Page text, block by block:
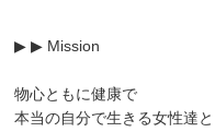
▶ ▶ Mission
物心ともに健康で
本当の自分で生きる女性達と